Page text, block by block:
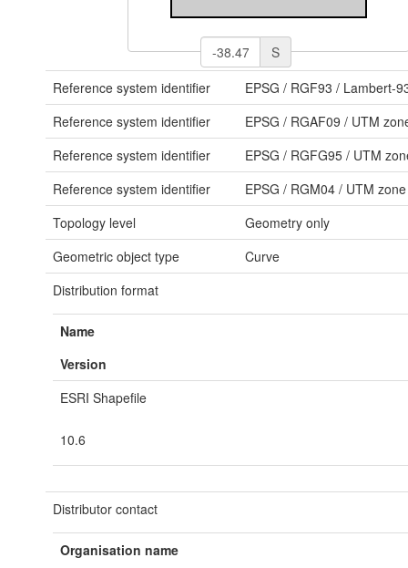
S
Reference system identifier EPSG / RGF93 / Lambert-
Reference system identifier
EPSG / RGAF09 / UTM
Reference system identifier
EPSG / RGFG95 / UTM
Reference system identifier
EPSG / RGM04 / UTM
Topology level
Geometry only
Geometric object type
Curve
Distribution format
Name
Version
ESRI Shapefile
10.6
Distributor contact
Organisation name